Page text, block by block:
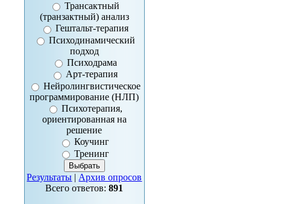
Трансактный
(транзактный) анализ
Гештальт-терапия
Психодинамический
подход
Психодрама
Арт-терапия
Нейролингвистическое
программирование (НЛП)
Психотерапия,
ориентированная на
решение
Коучинг
Тренинг
Результаты | Архив опросов
Всего ответов:891